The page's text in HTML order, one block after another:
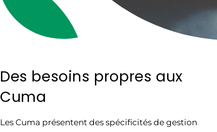
Des besoins propres aux
Cuma
Les Cuma présentent des spécificités de gestion